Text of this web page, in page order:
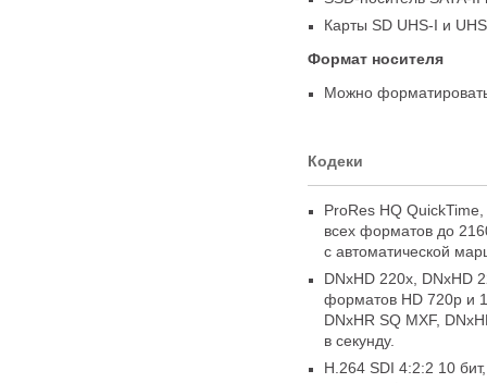
Карты SD UHS-I и
Формат носителя
Можно
Кодеки
ProRes HQ QuickTime
всех форматов до
с автоматической
DNxHD 220x DNxHD
форматов HD 720p и
DNxHR SQ MXF,
в секунду.
H.264 SDI 4:2:2 10 бит,